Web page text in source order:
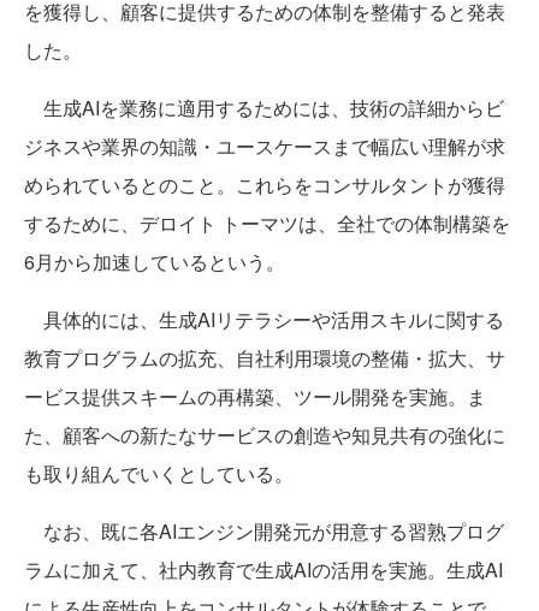
を獲得し、顧客に提供するための体制を整備すると発表
した。
生成AIを業務に適用するためには、技術の詳細からビ
ジネスや業界の知識・ユースケースまで幅広い理解が求
められているとのこと。これらをコンサルタントが獲得
するために、デロイト トーマツは、全社での体制構築を
6月から加速しているという。
具体的には、生成AIリテラシーや活用スキルに関する
教育プログラムの拡充、自社利用環境の整備・拡大、サ
ービス提供スキームの再構築、ツール開発を実施。ま
た、顧客への新たなサービスの創造や知見共有の強化に
も取り組んでいくとしている。
なお、既に各AIエンジン開発元が用意する習熟プログ
ラムに加えて、社内教育で生成AIの活用を実施。生成AI